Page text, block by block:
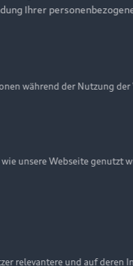
am Fahrzeug bei
Ihrer
während der Nutzung
unsere Webseite genutzt
relevantere und auf